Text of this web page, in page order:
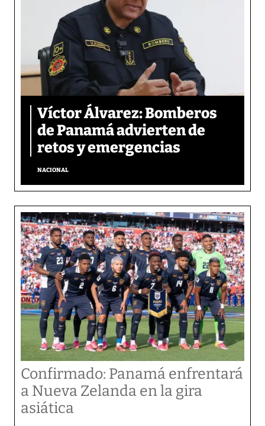
Víctor Álvarez: Bomberos
de Panamá advierten de
retos y emergencias
NACIONAL
Confirmado: Panamá enfrentará
a Nueva Zelanda en la gira
asiática